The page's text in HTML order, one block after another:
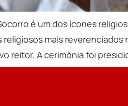
é um dos ícones
mais
reitor. A cerimônia foi